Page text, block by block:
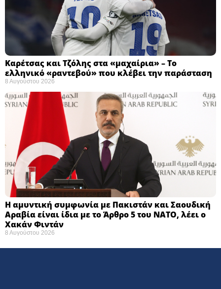
Καρέτσας και Τζόλης στα «μαχαίρια» – Το
ελληνικό «ραντεβού» που κλέβει την παράσταση
8 Αυγούστου 2026
Η αμυντική συμφωνία με Πακιστάν και Σαουδική
Αραβία είναι ίδια με το Άρθρο 5 του ΝΑΤΟ, λέει ο
Χακάν Φιντάν
8 Αυγούστου 2026